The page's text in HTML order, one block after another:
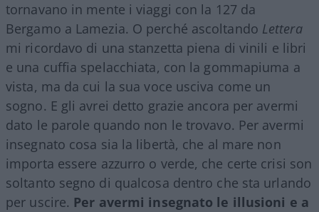
tornavano in mente i viaggi con la 127 da
Bergamo a Lamezia. O perché ascoltando Lettera
mi ricordavo di una stanzetta piena di vinili e libri
e una cuffia spelacchiata, con la gommapiuma a
vista, ma da cui la sua voce usciva come un
sogno. E gli avrei detto grazie ancora per avermi
dato le parole quando non le trovavo. Per avermi
insegnato cosa sia la libertà, che al mare non
importa essere azzurro o verde, che certe crisi son
soltanto segno di qualcosa dentro che sta urlando
per uscire. Per avermi insegnato le illusioni e a